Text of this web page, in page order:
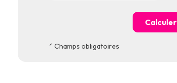
Calculer
* Champs obligatoires